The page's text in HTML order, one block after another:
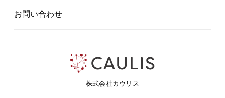
株式会社カウリス
お問い合わせ